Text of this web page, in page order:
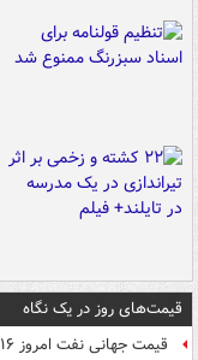
قیمت‌های روز در یک نگاه
قیمت جهانی نفت امروز ۱۶ مرداد